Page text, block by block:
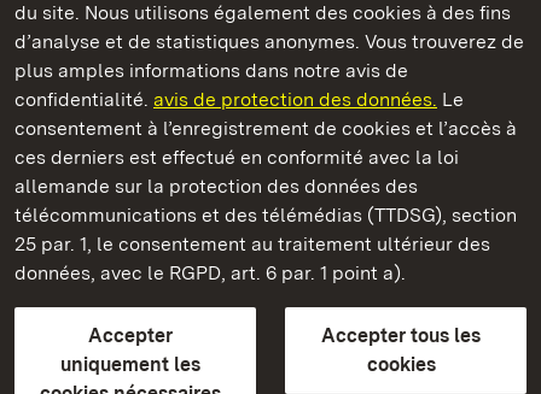
du site. Nous utilisons également des cookies à des fins
d’analyse et de statistiques anonymes. Vous trouverez de
plus amples informations dans notre avis de
confidentialité. avis de protection des données. Le
consentement à l’enregistrement de cookies et l’accès à
ces derniers est effectué en conformité avec la loi
allemande sur la protection des données des
télécommunications et des télémédias (TTDSG), section
25 par. 1, le consentement au traitement ultérieur des
données, avec le RGPD, art. 6 par. 1 point a).
Accepter
uniquement les
Accepter tous les
cookies
Staatliche Schlösser und Gärten Baden‑Württemberg
Châteaux et jardins publics du Bade-Wurtemberg
ContactFAQ et réponsesMentions légales
Protection des données
Explications sur l’accessibilité
BITV-konform (geprüfte Seiten)
plus loin